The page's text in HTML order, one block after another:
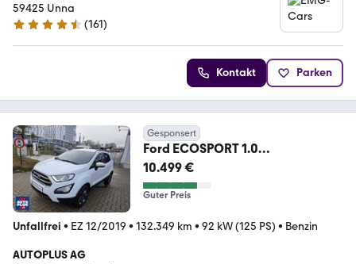
59425 Unna
4.3 Sterne
(161)
Kontakt Parken
Gesponsert
Ford ECOSPORT 1.0
COOL&CONNECT
SITZHZG+PDC+NAVI+ALLW.
10.499 €
Guter Preis
Unfallfrei • EZ 12/2019 • 132.349 km • 92 kW (125 PS) • Benzin
AUTOPLUS AG